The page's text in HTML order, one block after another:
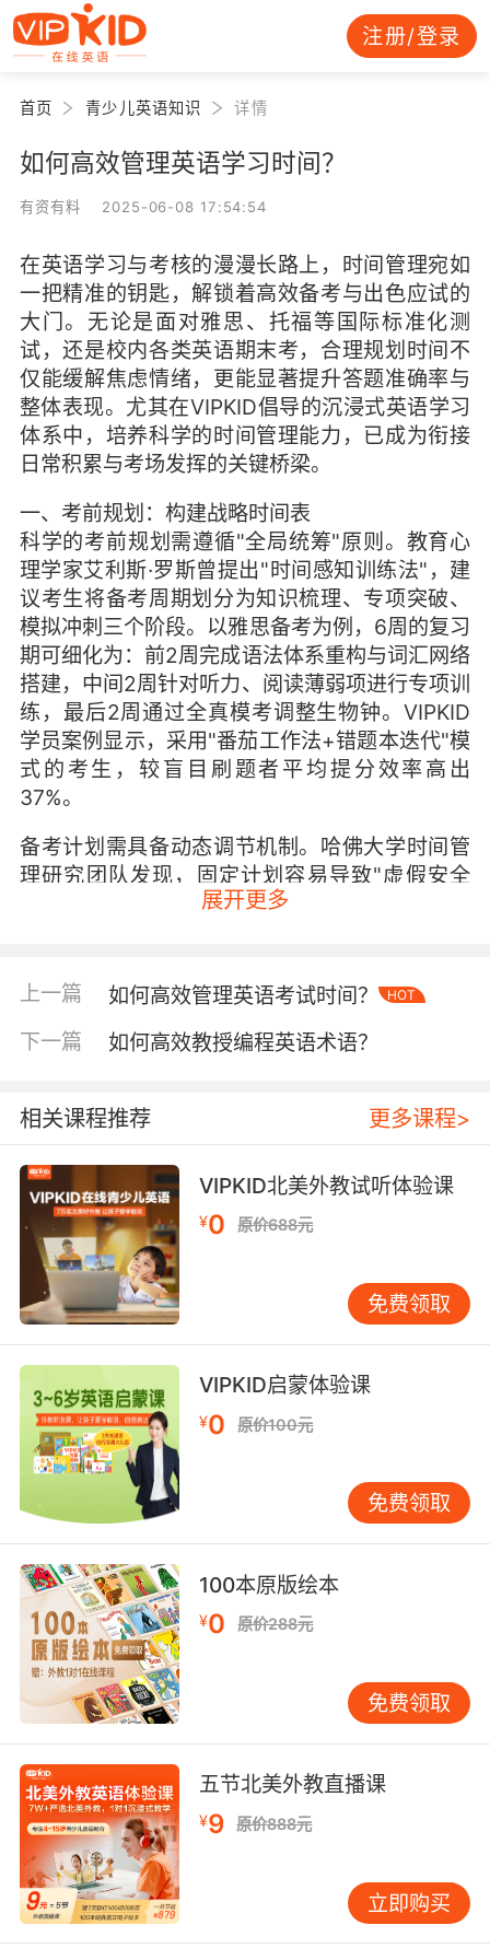
注册/登录
首页 青少儿英语知识 详情
如何高效管理英语学习时间？
有资有料 2025-06-08 17:54:54
在英语学习与考核的漫漫长路上，时间管理宛如
一把精准的钥匙，解锁着高效备考与出色应试的
大门。无论是面对雅思、托福等国际标准化测
试，还是校内各类英语期末考，合理规划时间不
仅能缓解焦虑情绪，更能显著提升答题准确率与
整体表现。尤其在VIPKID倡导的沉浸式英语学习
体系中，培养科学的时间管理能力，已成为衔接
日常积累与考场发挥的关键桥梁。
一、考前规划：构建战略时间表
科学的考前规划需遵循"全局统筹"原则。教育心
理学家艾利斯·罗斯曾提出"时间感知训练法"，建
议考生将备考周期划分为知识梳理、专项突破、
模拟冲刺三个阶段。以雅思备考为例，6周的复习
期可细化为：前2周完成语法体系重构与词汇网络
搭建，中间2周针对听力、阅读薄弱项进行专项训
练，最后2周通过全真模考调整生物钟。VIPKID
学员案例显示，采用"番茄工作法+错题本迭代"模
式的考生，较盲目刷题者平均提分效率高出
37%。
备考计划需具备动态调节机制。哈佛大学时间管
理研究团队发现，固定计划容易导致"虚假安全
感"，建议预留20%弹性时间应对突发状况。例如
碎片时间完成移动端APP闯关，最终不仅按时完
种"计划-执行-反馈"的闭环管理，正是VIPKID教
二、考场分配：建立答题节奏感
不同题型的时间配比直接影响得分效率。剑桥大
学语言测试中心研究表明，英语标准化考试中，
听力部分应控制在总时长30%以内，阅读理解需
预留40%时间，写作与翻译则需保证至少25%的
构思时间。以高考英语为例，VIPKID名师建议：
完形填空每题不超过90秒，七选五篇章控制在8
分钟内，书面表达务必留出15分钟用于润色。某
北京状元曾在访谈中透露，其通过VIPKID外教模
拟庭审式训练，将辩论思维转化为写作时的快速
提纲构建能力。
时间监控需要"显性"与"隐性"工具结合。斯坦福大
学学习科学实验室指出，机械式计时器易造成紧
张情绪，建议采用"进度可视化"策略。例如在托
福阅读中，可将3篇文章分解为每篇18分钟，通
过桌面便签标注"已用/剩余"时间；写作环节可设
置手机震动提醒，分阶段检查论点展开度。
VIPKID在线模考系统特有的"智能分段提醒"功
能，能根据考生实时作答速度动态调整提示节
点，这种个性化设计使时间利用率提升22%。
限时训练应遵循"循序渐进"原则。认知神经科学
发现，大脑对时间压力的适应需要渐进过程。
VIPKID推出的"阶梯式训练法"值得借鉴：初级阶
段允许120%规定时间完成练习，中期压缩至
100%，考前冲刺则设置90%时限。某上海学员通
过该体系训练，在三个月内将雅思阅读速度从每
展开更多
上一篇 如何高效管理英语考试时间？ HOT
下一篇 如何高效教授编程英语术语？
相关课程推荐 更多课程>
VIPKID北美外教试听体验课
¥0 原价688元
免费领取
VIPKID启蒙体验课
¥0 原价100元
免费领取
100本原版绘本
¥0 原价288元
免费领取
五节北美外教直播课
¥9 原价888元
立即购买